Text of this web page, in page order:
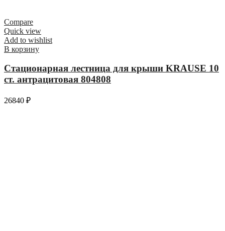
Compare
Quick view
Add to wishlist
В корзину
Стационарная лестница для крыши KRAUSE 10
ст. антрацитовая 804808
26840 ₽